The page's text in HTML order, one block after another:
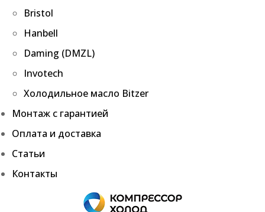
Bristol
Hanbell
Daming (DMZL)
Invotech
Холодильное масло Bitzer
Монтаж с гарантией
Оплата и доставка
Статьи
Контакты